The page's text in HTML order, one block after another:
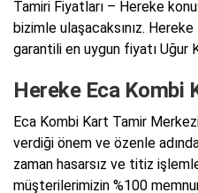
Tamiri Fiyatları – Hereke
bizimle ulaşacaksınız.
garantili en uygun fiyatı Uğur
Hereke Eca Kombi
Eca Kombi Kart Tamir
verdiği önem ve özenle
zaman hasarsız ve titiz
müşterilerimizin %100